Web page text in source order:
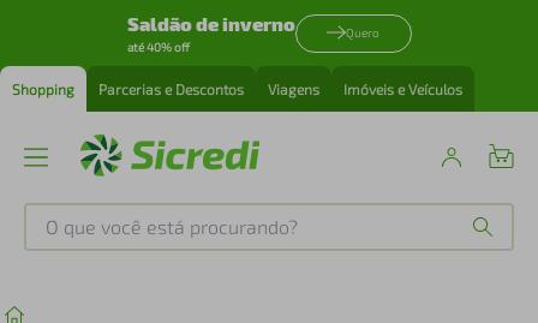
Saldão de inverno
até 40% off
Quero
Shopping Parcerias e Descontos Viagens Imóveis e Veículos
O que você está procurando?